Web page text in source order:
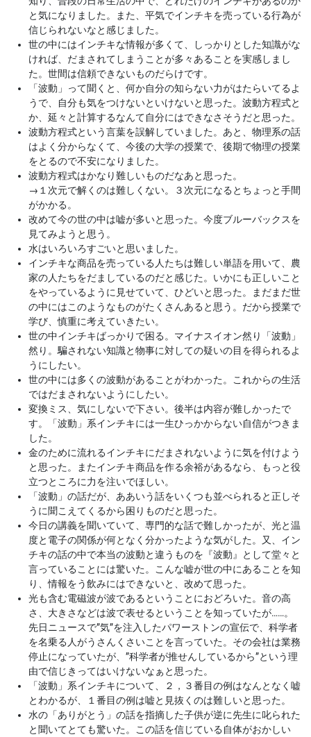
と気になりました。また、平気でインチキを売っている行為が
信じられないなと感じました。
世の中にはインチキな情報が多くて、しっかりとした知識がな
ければ、だまされてしまうことが多々あることを実感しまし
た。世間は信頼できないものだらけです。
「波動」って聞くと、何か自分の知らない力がはたらいてるよ
うで、自分も気をつけないといけないと思った。波動方程式と
か、延々と計算するなんて自分にはできなさそうだと思った。
波動方程式という言葉を誤解していました。あと、物理系の話
はよく分からなくて、今後の大学の授業で、後期で物理の授業
をとるので不安になりました。
波動方程式はかなり難しいものだなあと思った。
→ １次元で解くのは難しくない。３次元になるとちょっと手間
がかかる。
改めて今の世の中は嘘が多いと思った。今度ブルーバックスを
見てみようと思う。
水はいろいろすごいと思いました。
インチキな商品を売っている人たちは難しい単語を用いて、農
家の人たちをだましているのだと感じた。いかにも正しいこと
をやっているように見せていて、ひどいと思った。まだまだ世
の中にはこのようなものがたくさんあると思う。だから授業で
学び、慎重に考えていきたい。
世の中インチキばっかりで困る。マイナスイオン然り「波動」
然り。騙されない知識と物事に対しての疑いの目を得られるよ
うにしたい。
世の中には多くの波動があることがわかった。これからの生活
ではだまされないようにしたい。
変換ミス、気にしないで下さい。後半は内容が難しかったで
す。「波動」系インチキには一生ひっかからない自信がつきま
した。
金のために流れるインチキにだまされないように気を付けよう
と思った。またインチキ商品を作る余裕があるなら、もっと役
立つところに力を注いでほしい。
「波動」の話だが、ああいう話をいくつも並べられると正しそ
うに聞こえてくるから困りものだと思った。
今日の講義を聞いていて、専門的な話で難しかったが、光と温
度と電子の関係が何となく分かったような気がした。又、イン
チキの話の中で本当の波動と違うものを『波動』として堂々と
言っていることには驚いた。こんな嘘が世の中にあることを知
り、情報をう飲みにはできないと、改めて思った。
光も含む電磁波が波であるということにおどろいた。音の高
さ、大きさなどは波で表せるということを知っていたが……。
先日ニュースで”気”を注入したパワーストンの宣伝で、科学者
を名乗る人がうさんくさいことを言っていた。その会社は業務
停止になっていたが、”科学者が推せんしているから”という理
由で信じきってはいけないなぁと思った。
「波動」系インチキについて、２，３番目の例はなんとなく嘘
とわかるが、１番目の例は嘘と見抜くのは難しいと思った。
水の「ありがとう」の話を指摘した子供が逆に先生に叱られた
と聞いてとても驚いた。この話を信じている自体がおかしい